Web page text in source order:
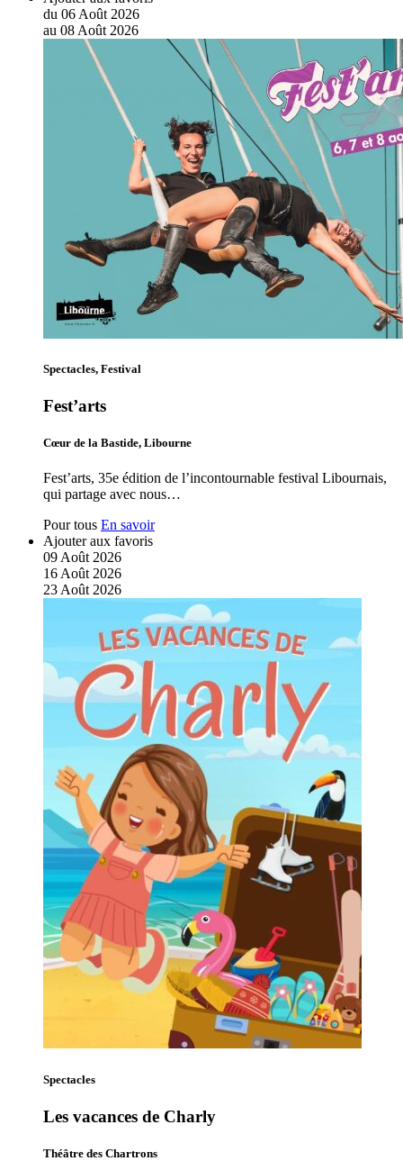
du 06 Août 2026
au 08 Août 2026
Spectacles, Festival
Fest’arts
Cœur de la Bastide, Libourne
Fest’arts, 35e édition de l’incontournable festival Libournais,
qui partage avec nous…
Pour tous En savoir
Ajouter aux favoris
09Août 2026
16Août 2026
23Août 2026
Spectacles
Les vacances de Charly
Théâtre des Chartrons